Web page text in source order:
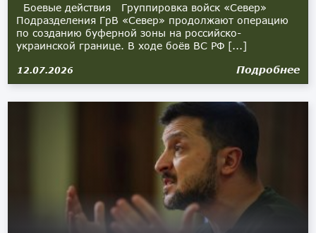
Боевые действия Группировка войск «Север»
Подразделения ГрВ «Север» продолжают операцию
по созданию буферной зоны на российско-
украинской границе. В ходе боёв ВС РФ [...]
12.07.2026 Подробнее